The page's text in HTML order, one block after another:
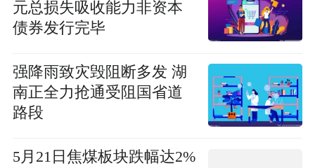
元总损失吸收能力非资本
债券发行完毕
强降雨致灾毁阻断多发 湖
南正全力抢通受阻国省道
路段
5月21日焦煤板块跌幅达2%